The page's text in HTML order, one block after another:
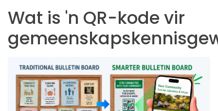
Wat is 'n QR-kode vir